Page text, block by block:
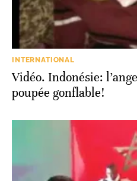
INTERNATIONAL
Vidéo. Indonésie:
poupée gonflable!